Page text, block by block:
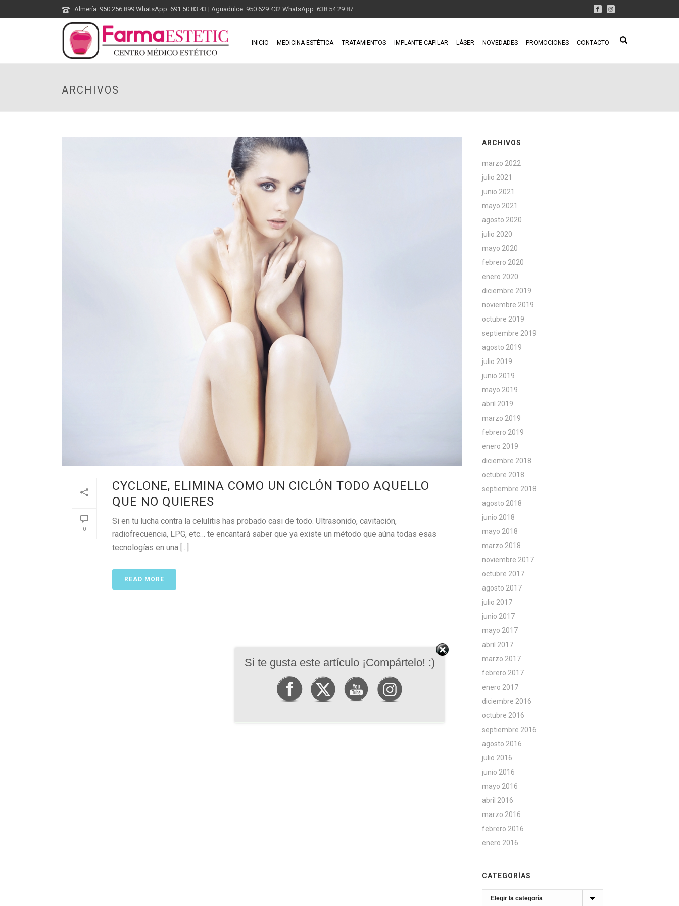
Almería: 950 256 899 WhatsApp: 691 50 83 43 | Aguadulce: 950 629 432 WhatsApp: 638 54 29 87
INICIO MEDICINA ESTÉTICA TRATAMIENTOS IMPLANTE CAPILAR LÁSER NOVEDADES PROMOCIONES CONTACTO
ARCHIVOS
0
CYCLONE, ELIMINA COMO UN CICLÓN TODO AQUELLO
QUE NO QUIERES
Si en tu lucha contra la celulitis has probado casi de todo. Ultrasonido, cavitación,
radiofrecuencia, LPG, etc… te encantará saber que ya existe un método que aúna todas esas
tecnologías en una [...]
READ MORE
ARCHIVOS
marzo 2022
julio 2021
junio 2021
mayo 2021
agosto 2020
julio 2020
mayo 2020
febrero 2020
enero 2020
diciembre 2019
noviembre 2019
octubre 2019
septiembre 2019
agosto 2019
julio 2019
junio 2019
mayo 2019
abril 2019
marzo 2019
febrero 2019
enero 2019
diciembre 2018
octubre 2018
septiembre 2018
agosto 2018
junio 2018
mayo 2018
marzo 2018
noviembre 2017
octubre 2017
agosto 2017
julio 2017
junio 2017
mayo 2017
abril 2017
marzo 2017
febrero 2017
enero 2017
diciembre 2016
octubre 2016
septiembre 2016
agosto 2016
julio 2016
junio 2016
mayo 2016
abril 2016
marzo 2016
febrero 2016
enero 2016
CATEGORÍAS
Categorías
Si te gusta este artículo ¡Compártelo! :)